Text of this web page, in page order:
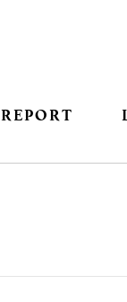
REPORT